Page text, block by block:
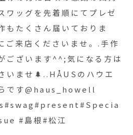
ワッグを先着順にてプレゼ
もたくさん届いておりま
ご来店くださいませ。.️手作
ございます^^;気になる方は
いませ🌲..HÅUSのハウエ
です︎@haus_howell
#島根#松江